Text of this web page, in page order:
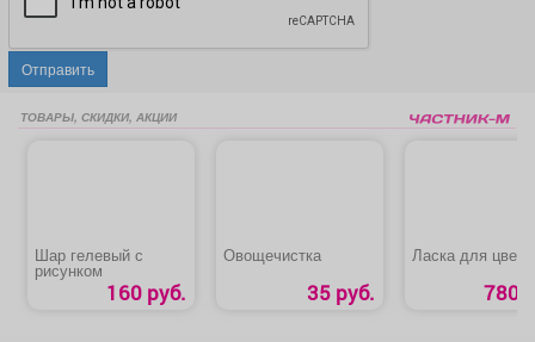
Отправить
ТОВАРЫ, СКИДКИ, АКЦИИ
Шар гелевый с
рисунком
160 руб.
Овощечистка
35 руб.
Ласка для
780